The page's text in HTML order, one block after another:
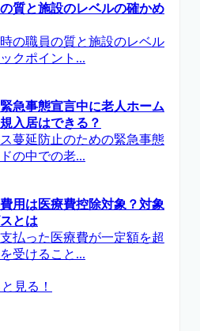
質と施設のレベルの確かめ
の職員の質と施設のレベル
クポイント...
急事態宣言中に老人ホーム
入居はできる？
蔓延防止のための緊急事態
の中での老...
用は医療費控除対象？対象
とは
払った医療費が一定額を超
受けること...
見る！